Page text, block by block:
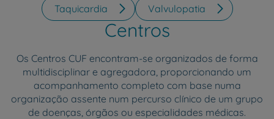
Taquicardia
Valvulopatia
Centros
Os Centros CUF encontram-se organizados de forma
multidisciplinar e agregadora, proporcionando um
acompanhamento completo com base numa
organização assente num percurso clínico de um grupo
de doenças, órgãos ou especialidades médicas.